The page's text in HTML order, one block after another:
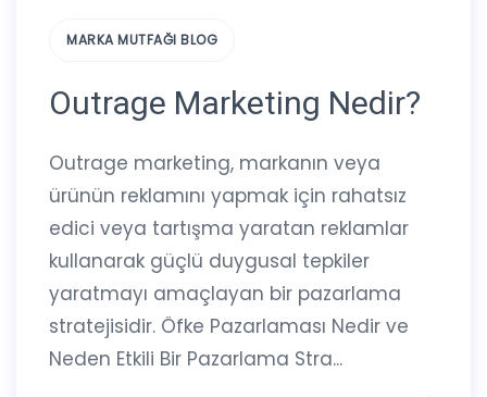
MARKA MUTFAĞI BLOG
Outrage Marketing Nedir?
Outrage marketing, markanın veya
ürünün reklamını yapmak için rahatsız
edici veya tartışma yaratan reklamlar
kullanarak güçlü duygusal tepkiler
yaratmayı amaçlayan bir pazarlama
stratejisidir. Öfke Pazarlaması Nedir ve
Neden Etkili Bir Pazarlama Stra...